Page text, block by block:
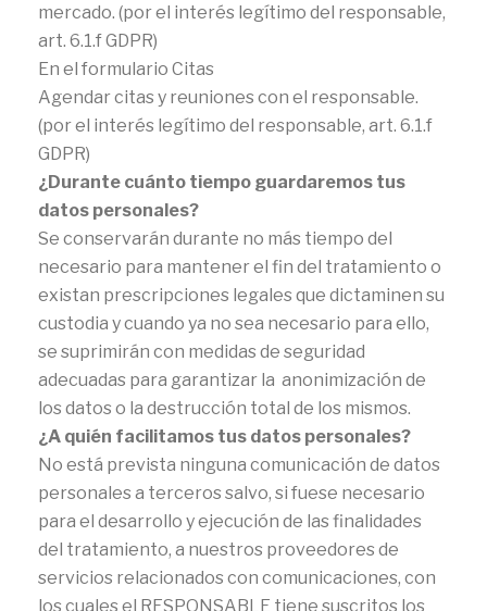
mercado. (por el interés legítimo del responsable,
art. 6.1.f GDPR)
En el formulario Citas
Agendar citas y reuniones con el responsable.
(por el interés legítimo del responsable, art. 6.1.f
GDPR)
¿Durante cuánto tiempo guardaremos tus
datos personales?
Se conservarán durante no más tiempo del
necesario para mantener el fin del tratamiento o
existan prescripciones legales que dictaminen su
custodia y cuando ya no sea necesario para ello,
se suprimirán con medidas de seguridad
adecuadas para garantizar la anonimización de
los datos o la destrucción total de los mismos.
¿A quién facilitamos tus datos personales?
No está prevista ninguna comunicación de datos
personales a terceros salvo, si fuese necesario
para el desarrollo y ejecución de las finalidades
del tratamiento, a nuestros proveedores de
servicios relacionados con comunicaciones, con
los cuales el RESPONSABLE tiene suscritos los